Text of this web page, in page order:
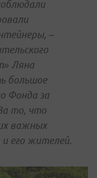
–
Ляна
большое
Фонда за
то, что
важных
и его жителей.